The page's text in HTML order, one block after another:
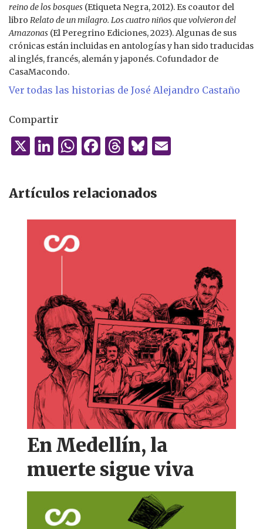
reino de los bosques (Etiqueta Negra, 2012). Es coautor del
libro Relato de un milagro. Los cuatro niños que volvieron del
Amazonas (El Peregrino Ediciones, 2023). Algunas de sus
crónicas están incluidas en antologías y han sido traducidas
al inglés, francés, alemán y japonés. Cofundador de
CasaMacondo.
Ver todas las historias de José Alejandro Castaño
Compartir
X Li
k
e
dI
n
W
at
s
A
p
F
c
e
b
T
re
a
d
B
k
y
Artículos relacionados
En Medellín, la
muerte sigue viva